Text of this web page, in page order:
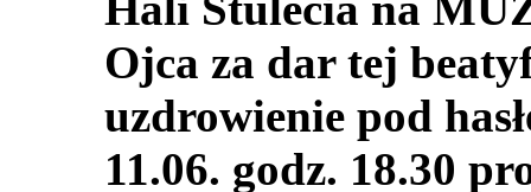
Ojca za dar tej
uzdrowienie pod
11.06. godz. 18.30